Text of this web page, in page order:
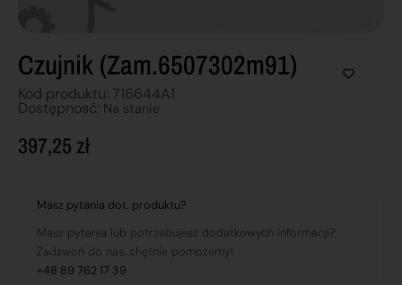
Czujnik (zam.6507302m91)
Kod produktu: 716644A1
Dostępnosć: Na stanie
397,25 zł
Masz pytania dot. produktu?
Masz pytania lub potrzebujesz dodatkowych informacji?
Zadzwoń do nas, chętnie pomożemy!
+48 89 762 17 39